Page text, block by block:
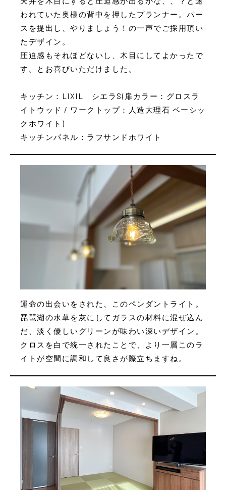
われていた奥様の背中を押したプランナー。パー
スを提出し、やりましょう！の一声でご採用頂い
たデザイン。
圧迫感もそれほどないし、木目にしてよかったで
す。とお喜びいただけました。
キッチン：LIXIL シエラS(扉カラー：グロスラ
イトウッド / ワークトップ：人造大理石 ベーシッ
クホワイト)
キッチンパネル：ラフサンドホワイト
運命の出会いをされた、このペンダントライト。
琵琶湖の水草を灰にしてガラスの材料に混ぜ込ん
だ、淡く優しいグリーンが味わい深いデザイン。
クロスを白で統一されたことで、より一層このラ
イトが空間に調和して良さが際立ちますね。